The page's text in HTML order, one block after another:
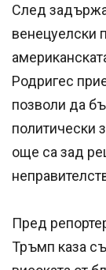
След
венецуелски
Родригес
позволи да
политически
още са зад
Пред
Тръмп каза